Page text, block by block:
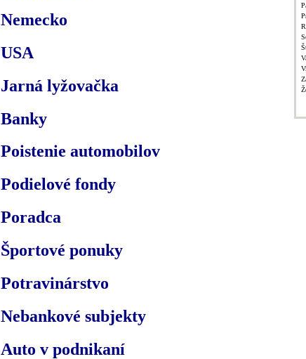
Nemecko
USA
Jarná lyžovačka
Banky
Poistenie automobilov
Podielové fondy
Poradca
Športové ponuky
Potravinárstvo
Nebankové subjekty
Auto v podnikaní